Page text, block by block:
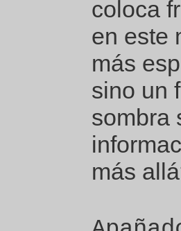
coloca
en este
más
sino un
sombra
más